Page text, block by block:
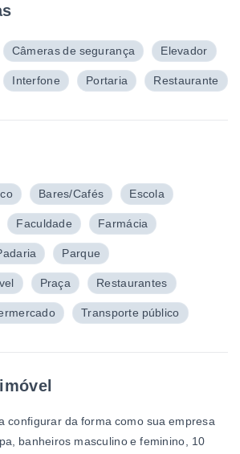
Câmeras de segurança Elevador
Interfone Portaria Restaurante
Bares/Cafés Escola
Faculdade Farmácia
Parque
Praça Restaurantes
Transporte público
configurar da forma como sua empresa
banheiros masculino e feminino, 10